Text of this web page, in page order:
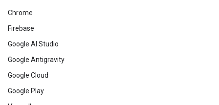
Chrome
Firebase
Google AI Studio
Google Antigravity
Google Cloud
Google Play